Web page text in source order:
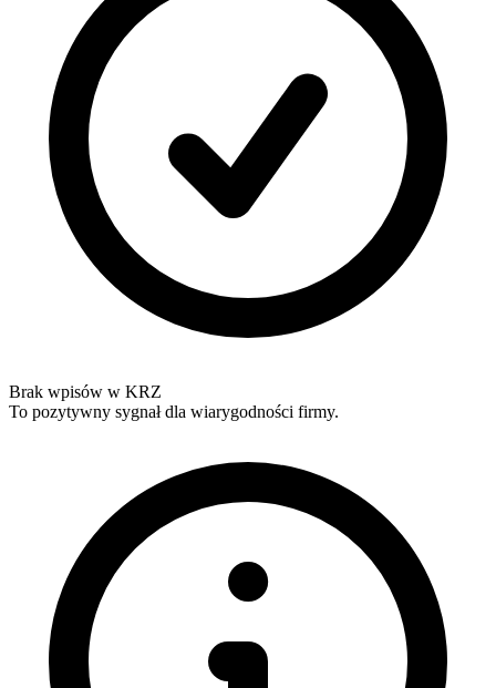
Brak wpisów w KRZ
To pozytywny sygnał dla wiarygodności firmy.